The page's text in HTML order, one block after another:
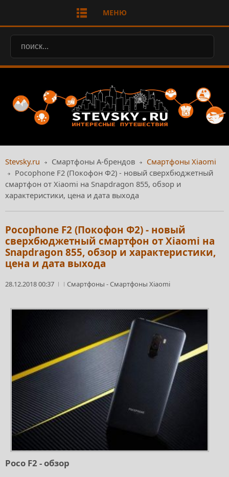
МЕНЮ
Stevsky.ru Смартфоны А-брендов
Смартфоны Xiaomi
Pocophone F2 (Покофон Ф2) - новый сверхбюджетный
смартфон от Xiaomi на Snapdragon 855, обзор и
характеристики, цена и дата выхода
Pocophone F2 (Покофон Ф2) - новый
сверхбюджетный смартфон от Xiaomi на
Snapdragon 855, обзор и характеристики,
цена и дата выхода
28.12.2018 00:37 Смартфоны -Смартфоны Xiaomi
Poco F2 - обзор